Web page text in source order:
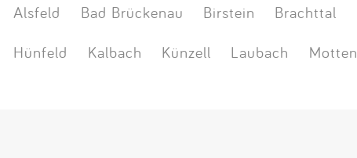
Alsfeld Bad Brückenau Birstein Brachttal
Hünfeld
Kalbach Künzell Laubach Motten